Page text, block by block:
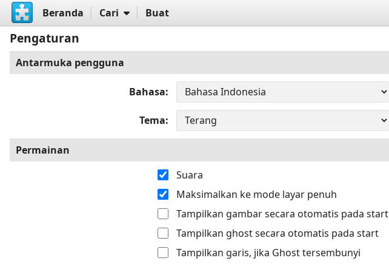
Beranda Cari Buat
Pengaturan
Antarmuka pengguna
Bahasa
Tema
Permainan
Suara
Maksimalkan ke mode layar penuh
Tampilkan gambar secara otomatis pada start
Tampilkan ghost secara otomatis pada start
Tampilkan garis, jika Ghost tersembunyi